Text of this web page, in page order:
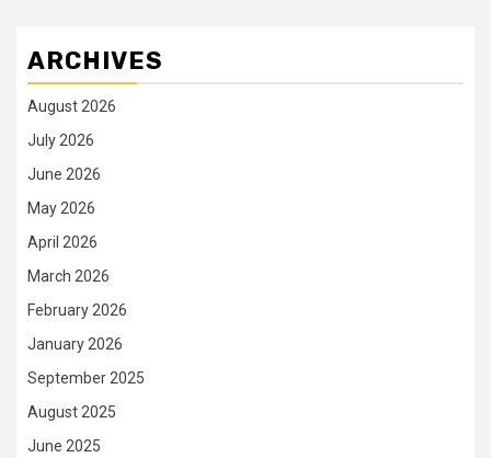
ARCHIVES
August 2026
July 2026
June 2026
May 2026
April 2026
March 2026
February 2026
January 2026
September 2025
August 2025
June 2025